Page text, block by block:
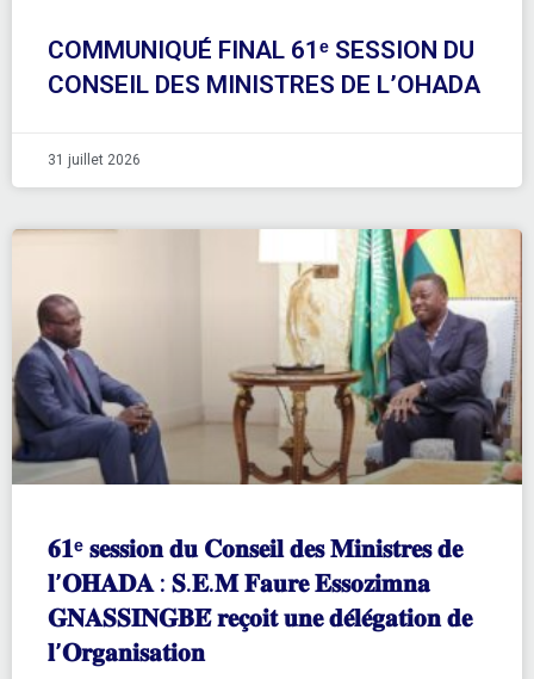
COMMUNIQUÉ FINAL 61ᵉ SESSION DU
CONSEIL DES MINISTRES DE L’OHADA
31 juillet 2026
𝟔𝟏ᵉ 𝐬𝐞𝐬𝐬𝐢𝐨𝐧 𝐝𝐮 𝐂𝐨𝐧𝐬𝐞𝐢𝐥 𝐝𝐞𝐬 𝐌𝐢𝐧𝐢𝐬𝐭𝐫𝐞𝐬 𝐝𝐞
𝐥’𝐎𝐇𝐀𝐃𝐀 : 𝐒.𝐄.𝐌 𝐅𝐚𝐮𝐫𝐞 𝐄𝐬𝐬𝐨𝐳𝐢𝐦𝐧𝐚
𝐆𝐍𝐀𝐒𝐒𝐈𝐍𝐆𝐁𝐄́ 𝐫𝐞𝐜̧𝐨𝐢𝐭 𝐮𝐧𝐞 𝐝𝐞́𝐥𝐞́𝐠𝐚𝐭𝐢𝐨𝐧 𝐝𝐞
𝐥’𝐎𝐫𝐠𝐚𝐧𝐢𝐬𝐚𝐭𝐢𝐨𝐧